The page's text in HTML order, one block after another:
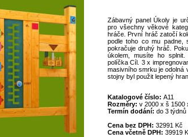
Zábavný panel Úkoly je
pro všechny věkové
hráče. První hráč zatočí
podle toho co mu padne,
pokračuje druhý hráč.
úkolem, musíte ho
políčka Cíl. 3 x
masivního smrku je odolná
stojny byl použit lepený
Katalogové číslo: A11
Rozměry: v 2000 x š 1500
Termín dodání: do 3 týdnů
Cena bez DPH: 32991 Kč
Cena včetně DPH: 39919